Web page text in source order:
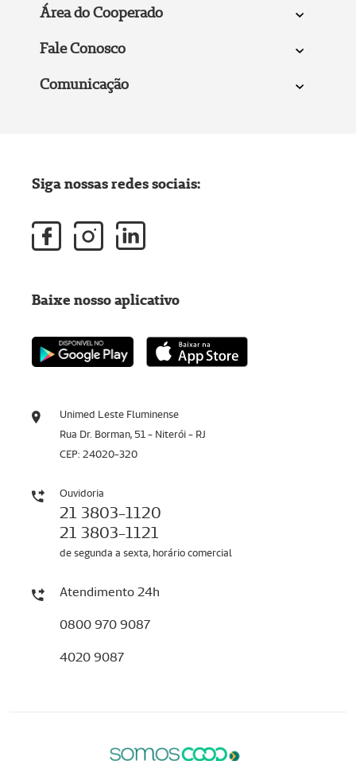
Área do Cooperado
Fale Conosco
Comunicação
Unimed Leste Fluminense
Rua Dr. Borman, 51 - Niterói - RJ
CEP: 24020-320
Ouvidoria
21 3803-1120
21 3803-1121
de segunda a sexta, horário comercial
Atendimento 24h
0800 970 9087
4020 9087
Siga nossas redes sociais:
Baixe nosso aplicativo